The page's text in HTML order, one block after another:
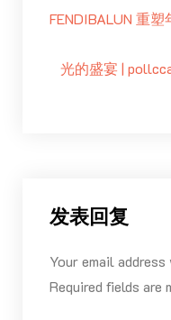
FENDIBALUN 重
光的盛宴 |
发表回复
Your email
Required fields are